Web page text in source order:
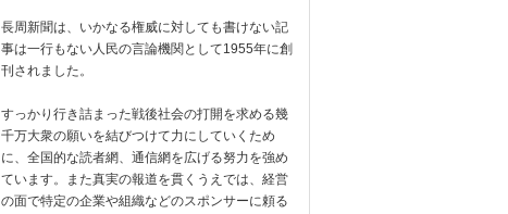
長周新聞は、いかなる権威に対しても書けない記
事は一行もない人民の言論機関として1955年に創
刊されました。
すっかり行き詰まった戦後社会の打開を求める幾
千万大衆の願いを結びつけて力にしていくため
に、全国的な読者網、通信網を広げる努力を強め
ています。また真実の報道を貫くうえでは、経営
の面で特定の企業や組織などのスポンサーに頼る